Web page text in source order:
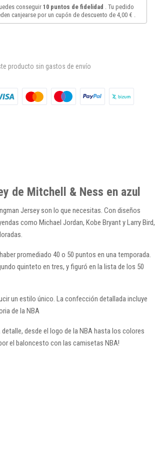
conseguir 10 puntos de fidelidad . Tu pedido
canjearse por un cupón de descuento de 4,00 €
producto sin gastos de envío
de Mitchell & Ness en azul
Jersey son lo que necesitas. Con diseños
como Michael Jordan, Kobe Bryant y Larry Bird,
promediado 40 o 50 puntos en una temporada.
quinteto en tres, y figuró en la lista de los 50
un estilo único. La confección detallada incluye
de la NBA
desde el logo de la NBA hasta los colores
el baloncesto con las camisetas NBA!